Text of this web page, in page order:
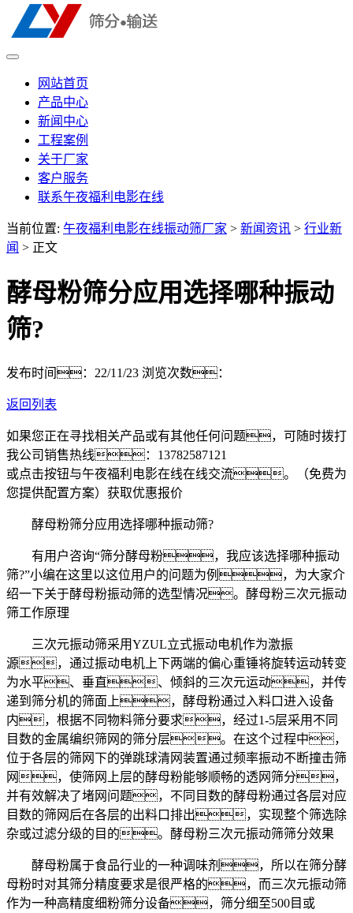
网站首页
产品中心
新闻中心
工程案例
关于厂家
客户服务
联系午夜福利电影在线
当前位置: 午夜福利电影在线振动筛厂家 > 新闻资讯 > 行业新
闻 > 正文
酵母粉筛分应用选择哪种振动
筛?
发布时间：22/11/23 浏览次数：
返回列表
如果您正在寻找相关产品或有其他任何问题，可随时拨打
我公司销售热线： 13782587121
或点击按钮与午夜福利电影在线在线交流。（免费为
您提供配置方案） 获取优惠报价
酵母粉筛分应用选择哪种振动筛?
有用户咨询“筛分酵母粉，我应该选择哪种振动
筛?”小编在这里以这位用户的问题为例，为大家介
绍一下关于酵母粉振动筛的选型情况。酵母粉三次元振动
筛工作原理
三次元振动筛采用YZUL立式振动电机作为激振
源，通过振动电机上下两端的偏心重锤将旋转运动转变
为水平、垂直、倾斜的三次元运动，并传
递到筛分机的筛面上，酵母粉通过入料口进入设备
内，根据不同物料筛分要求，经过1-5层采用不同
目数的金属编织筛网的筛分层。在这个过程中，
位于各层的筛网下的弹跳球清网装置通过频率振动不断撞击筛
网，使筛网上层的酵母粉能够顺畅的透网筛分，
并有效解决了堵网问题，不同目数的酵母粉通过各层对应
目数的筛网后在各层的出料口排出，实现整个筛选除
杂或过滤分级的目的。酵母粉三次元振动筛筛分效果
酵母粉属于食品行业的一种调味剂，所以在筛分酵
母粉时对其筛分精度要求是很严格的，而三次元振动筛
作为一种高精度细粉筛分设备，筛分细至500目或